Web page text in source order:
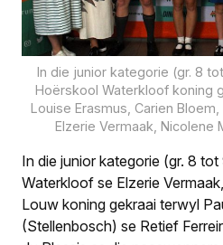
In die junior kategorie (gr. 8
Hoërskool Waterkloof koning
Louise Erasmus, Carien Bloem,
Elzerie Vermaak, Nicolene
In die junior kategorie (gr. 8
Waterkloof se Elzerie
Louw koning gekraai terwyl
(Stellenbosch) se Retief